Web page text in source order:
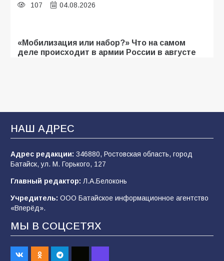
107 04.08.2026
«Мобилизация или набор?» Что на самом
деле происходит в армии России в августе
Будет ли мобилизация в России в 2026 году
после выборов: в Госдуме дали ответ
107 06.08.2026
строительные профессии в ходе
спортивного праздника
89
«Слухами Москву не возьмёшь»: почему
заявления Киева о мобилизации — это
НАШ АДРЕС
Адрес редакции: 346880, Ростовская область, город
Батайск, ул. М. Горького, 127
Главный редактор: Л.А.Белоконь
Учредитель: ООО Батайское информационное агентство
«Вперёд».
МЫ В СОЦСЕТЯХ